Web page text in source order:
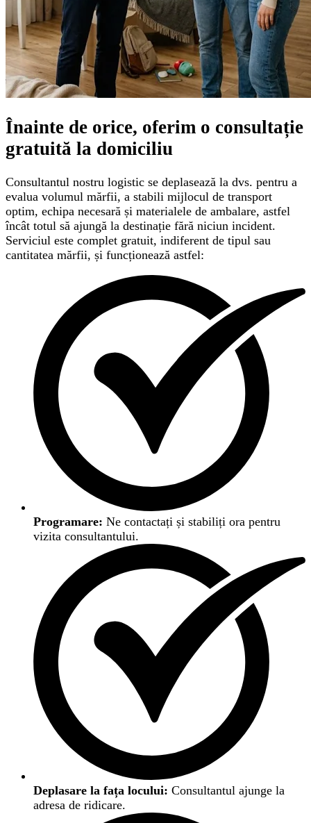
Înainte de orice, oferim o consultație
gratuită la domiciliu
Consultantul nostru logistic se deplasează la dvs. pentru a
evalua volumul mărfii, a stabili mijlocul de transport
optim, echipa necesară și materialele de ambalare, astfel
încât totul să ajungă la destinație fără niciun incident.
Serviciul este complet gratuit, indiferent de tipul sau
cantitatea mărfii, și funcționează astfel:
Programare: Ne contactați și stabiliți ora pentru
vizita consultantului.
Deplasare la fața locului: Consultantul ajunge la
adresa de ridicare.